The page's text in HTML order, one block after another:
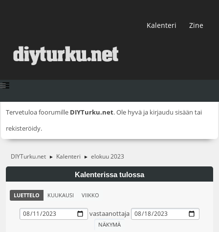
Kalenteri Zine
Tervetuloa foorumille DIYTurku.net. Ole hyvä ja kirjaudu sisään tai
rekisteröidy.
DIYTurku.net ► Kalenteri ► elokuu 2023
Kalenterissa tulossa
LUETTELO KUUKAUSI VIIKKO
vastaanottaja